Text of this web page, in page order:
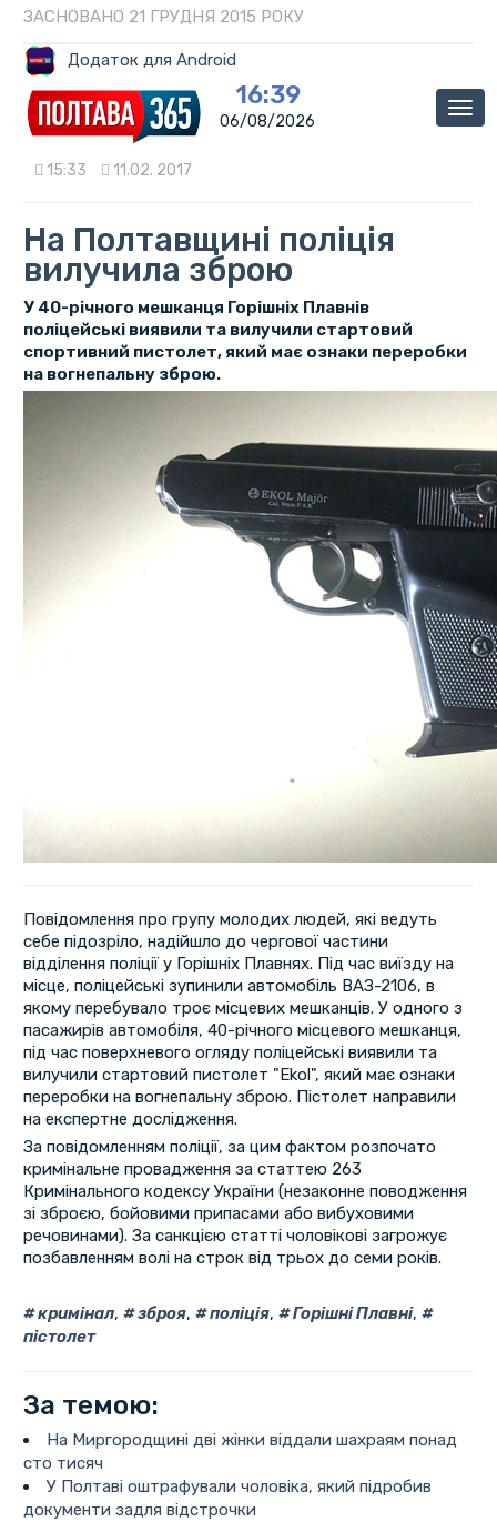
ЗАСНОВАНО 21 ГРУДНЯ 2015 РОКУ
Додаток для Android
16:39
06/08/2026
15:33 11.02. 2017
На Полтавщині поліція
вилучила зброю
У 40-річного мешканця Горішніх Плавнів
поліцейські виявили та вилучили стартовий
спортивний пистолет, який має ознаки переробки
на вогнепальну зброю.
Повідомлення про групу молодих людей, які ведуть
себе підозріло, надійшло до чергової частини
відділення поліції у Горішніх Плавнях. Під час виїзду на
місце, поліцейські зупинили автомобіль ВАЗ-2106, в
якому перебувало троє місцевих мешканців. У одного з
пасажирів автомобіля, 40-річного місцевого мешканця,
під час поверхневого огляду поліцейські виявили та
вилучили стартовий пистолет "Ekol", який має ознаки
переробки на вогнепальну зброю. Пістолет направили
на експертне дослідження.
За повідомленням поліції, за цим фактом розпочато
кримінальне провадження за статтею 263
Кримінального кодексу України (незаконне поводження
зі зброєю, бойовими припасами або вибуховими
речовинами). За санкцією статті чоловікові загрожує
позбавленням волі на строк від трьох до семи років.
кримінал, зброя, поліція, Горішні Плавні,
пістолет
За темою:
На Миргородщині дві жінки віддали шахраям понад
сто тисяч
У Полтаві оштрафували чоловіка, який підробив
документи задля відстрочки